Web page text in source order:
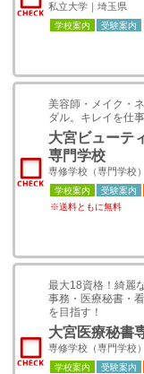
私立大学｜埼玉県
学校案内 受験案内
美容師・メイク・
ダル。キレイを仕
大宮ビューテ
専門学校
専修学校（専門学校
学校案内 受験案内
※送料ともに無料
最大18資格！綺麗
事務・医療秘書・
を目指す！
大宮医療秘書
専修学校（専門学校
学校案内 受験案内